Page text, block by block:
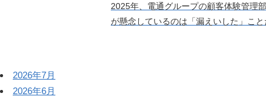
2025年、電通グループの顧客体験管理
が懸念しているのは「漏えいした」こと
2026年7月
2026年6月